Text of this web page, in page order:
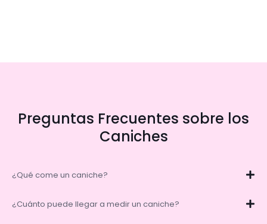
Preguntas Frecuentes sobre los
Caniches
¿Qué come un caniche?
¿Cuánto puede llegar a medir un caniche?